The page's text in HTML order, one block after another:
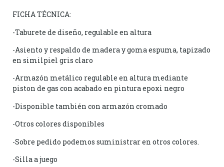
FICHA TÉCNICA:
-Taburete de diseño, regulable en altura
-Asiento y respaldo de madera y goma espuma, tapizado
en similpiel gris claro
-Armazón metálico regulable en altura mediante
piston de gas con acabado en pintura epoxi negro
-Disponible también con armazón cromado
-Otros colores disponibles
-Sobre pedido podemos suministrar en otros colores.
-Silla a juego